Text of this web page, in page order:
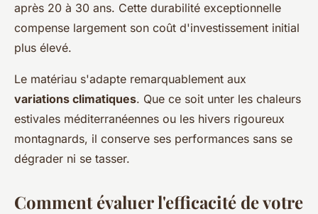
après 20 à 30 ans. Cette durabilité exceptionnelle
compense largement son coût d'investissement initial
plus élevé.
Le matériau s'adapte remarquablement aux
variations climatiques. Que ce soit unter les chaleurs
estivales méditerranéennes ou les hivers rigoureux
montagnards, il conserve ses performances sans se
dégrader ni se tasser.
Comment évaluer l'efficacité de votre